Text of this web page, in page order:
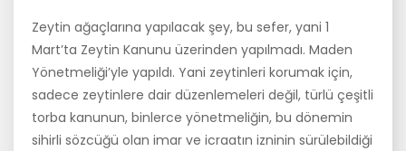
Zeytin ağaçlarına yapılacak şey, bu sefer, yani 1
Mart’ta Zeytin Kanunu üzerinden yapılmadı. Maden
Yönetmeliği’yle yapıldı. Yani zeytinleri korumak için,
sadece zeytinlere dair düzenlemeleri değil, türlü çeşitli
torba kanunun, binlerce yönetmeliğin, bu dönemin
sihirli sözcüğü olan imar ve icraatın izninin sürülebildiği